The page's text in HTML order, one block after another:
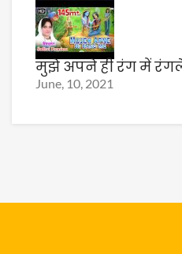
मुझे अपने ही रंग में
June, 10, 2021